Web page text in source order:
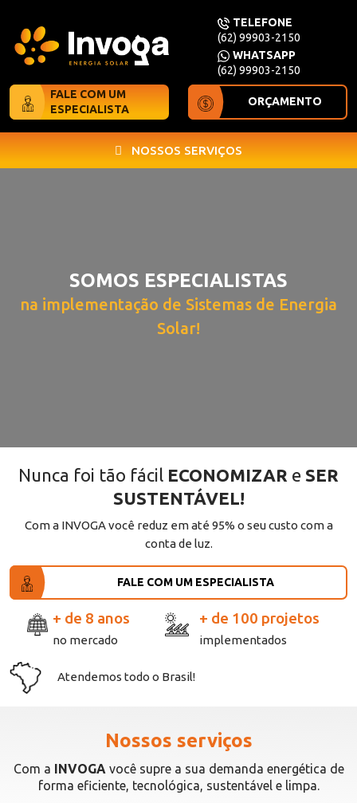
TELEFONE
(62) 99903-2150
WHATSAPP
(62) 99903-2150
FALE COM UM
ESPECIALISTA
ORÇAMENTO
NOSSOS SERVIÇOS
SOMOS ESPECIALISTAS
na implementação de Sistemas de Energia
Solar!
Nunca foi tão fácil ECONOMIZAR e SER
SUSTENTÁVEL!
Com a INVOGA você reduz em até 95% o seu custo com a
conta de luz.
FALE COM UM ESPECIALISTA
+ de 8 anos
no mercado
+ de 100 projetos
implementados
Atendemos todo o Brasil!
Nossos serviços
Com a INVOGA você supre a sua demanda energética de
forma eficiente, tecnológica, sustentável e limpa.